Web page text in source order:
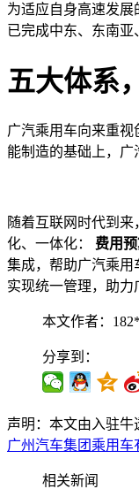
为适应自身高速发
已完成中东、东南亚
五大体系
广汽乘用车向来重
能制造的基础上，广
随着互联网时代到
化、一体化： 费用预
集成，帮助广汽乘用
实现统一管理，助力
本文作者：
分享到：
声明：本文由入驻牛
广州汽车集团乘用车
相关新闻